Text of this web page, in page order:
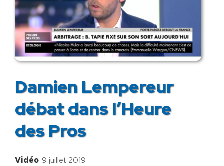
Damien Lempereur
débat dans l’Heure
des Pros
Vidéo 9 juillet 2019